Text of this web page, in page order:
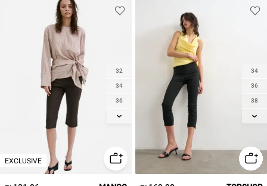
34
36
38
40
EXCLUSIVE
32
34
36
38